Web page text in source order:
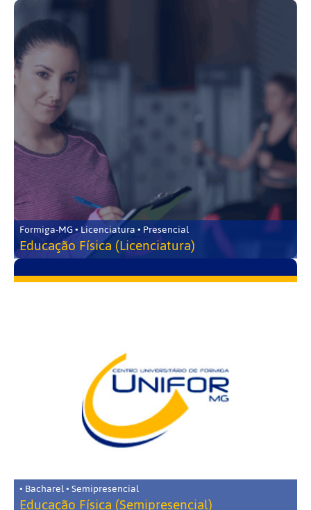
Formiga-MG • Licenciatura • Presencial
Educação Física (Licenciatura)
• Bacharel • Semipresencial
Educação Física (Semipresencial)